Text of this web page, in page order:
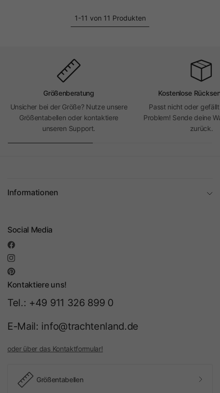
1-11 von 11 Produkten
Größenberatung
Unsicher bei der Größe? Nutze unsere
Größentabellen oder kontaktiere
unseren Support.
Kostenlose
Passt nicht oder
Problem! Sende deine
zurück.
Informationen
Social Media
Kontaktiere uns!
Tel.: +49 911 326 899 0
E-Mail: info@trachtenland.de
oder über das Kontaktformular!
Größentabellen